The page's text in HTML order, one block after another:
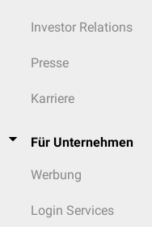
Investor Relations
Presse
Karriere
Für Unternehmen
Werbung
Login Services